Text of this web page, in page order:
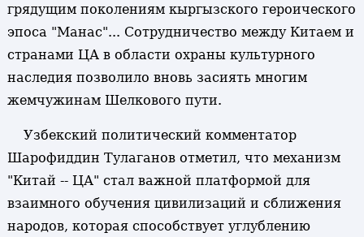
грядущим поколениям кыргызского героического
эпоса "Манас"... Сотрудничество между Китаем и
странами ЦА в области охраны культурного
наследия позволило вновь засиять многим
жемчужинам Шелкового пути.
Узбекский политический комментатор
Шарофиддин Тулаганов отметил, что механизм
"Китай -- ЦА" стал важной платформой для
взаимного обучения цивилизаций и сближения
народов, которая способствует углублению